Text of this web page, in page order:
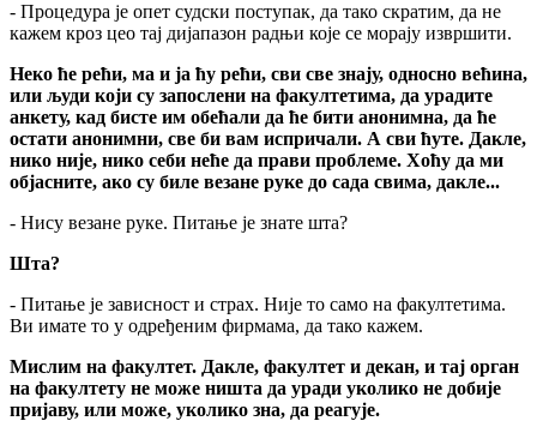
- Процедура је опет судски поступак, да тако скратим, да не
кажем кроз цео тај дијапазон радњи које се морају извршити.
Неко ће рећи, ма и ја ћу рећи, сви све знају, односно већина,
или људи који су запослени на факултетима, да урадите
анкету, кад бисте им обећали да ће бити анонимна, да ће
остати анонимни, све би вам испричали. А сви ћуте. Дакле,
нико није, нико себи неће да прави проблеме. Хоћу да ми
објасните, ако су биле везане руке до сада свима, дакле...
- Нису везане руке. Питање је знате шта?
Шта?
- Питање је зависност и страх. Није то само на факултетима.
Ви имате то у одређеним фирмама, да тако кажем.
Мислим на факултет. Дакле, факултет и декан, и тај орган
на факултету не може ништа да уради уколико не добије
пријаву, или може, уколико зна, да реагује.